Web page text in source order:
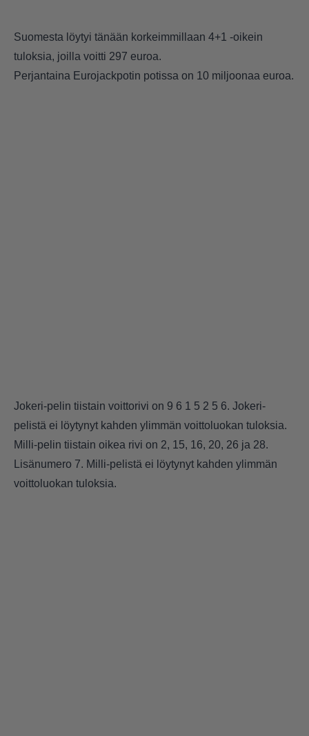
Suomesta löytyi tänään korkeimmillaan 4+1 -oikein
tuloksia, joilla voitti 297 euroa.
Perjantaina Eurojackpotin potissa on 10 miljoonaa euroa.
Jokeri-pelin tiistain voittorivi on 9 6 1 5 2 5 6. Jokeri-
pelistä ei löytynyt kahden ylimmän voittoluokan tuloksia.
Milli-pelin tiistain oikea rivi on 2, 15, 16, 20, 26 ja 28.
Lisänumero 7. Milli-pelistä ei löytynyt kahden ylimmän
voittoluokan tuloksia.